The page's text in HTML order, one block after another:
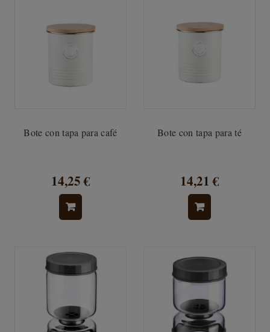
Bote con tapa para café
14,25 €
Bote con tapa para té
14,21 €